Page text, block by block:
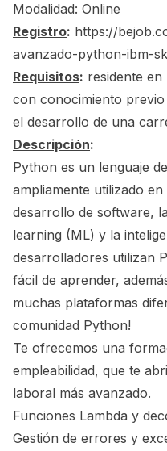
Modalidad: Online
Registro: https://
avanzado-python-ibm-
Requisitos: residente en
con conocimiento
el desarrollo de una
Descripción:
Python es un lenguaje
ampliamente utilizado
desarrollo de software,
learning (ML) y la
desarrolladores utilizan
fácil de aprender,
muchas plataformas
comunidad Python!
Te ofrecemos una
empleabilidad, que te
laboral más avanzado.
Funciones Lambda y
Gestión de errores y